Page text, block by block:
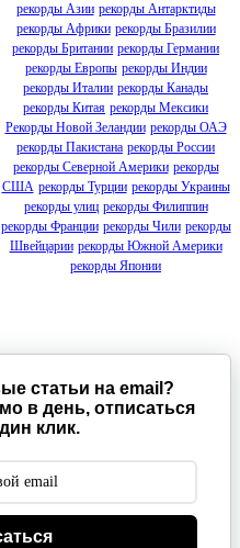
рекорды Азии рекорды Антарктиды
рекорды Африки рекорды Бразилии
рекорды Британии рекорды Германии
рекорды Европы рекорды Индии
рекорды Италии рекорды Канады
рекорды Китая рекорды Мексики
Рекорды Новой Зеландии рекорды ОАЭ
рекорды Пакистана рекорды России
рекорды Северной Америки рекорды
США рекорды Турции рекорды Украины
рекорды улиц рекорды Филиппин
рекорды Франции рекорды Чили рекорды
Швейцарии рекорды Южной Америки
рекорды Японии
статьи на email?
в день, отписаться
клик.